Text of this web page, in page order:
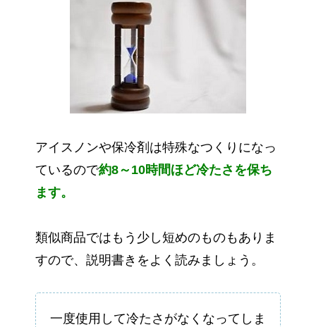
アイスノンや保冷剤は特殊なつくりになっ
ているので約8～10時間ほど冷たさを保ち
ます。
類似商品ではもう少し短めのものもありま
すので、説明書きをよく読みましょう。
一度使用して冷たさがなくなってしま